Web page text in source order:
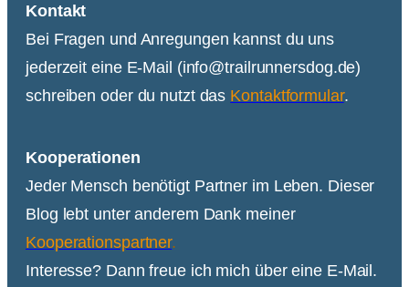
Kontakt
Bei Fragen und Anregungen kannst du uns
jederzeit eine E-Mail (info@trailrunnersdog.de)
schreiben oder du nutzt das Kontaktformular.
Kooperationen
Jeder Mensch benötigt Partner im Leben. Dieser
Blog lebt unter anderem Dank meiner
Kooperationspartner.
Interesse? Dann freue ich mich über eine E-Mail.